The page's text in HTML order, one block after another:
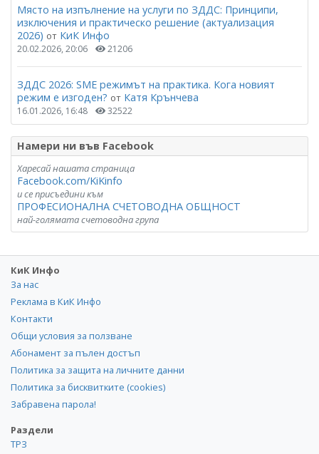
Място на изпълнение на услуги по ЗДДС: Принципи,
изключения и практическо решение (актуализация
2026) от КиК Инфо
20.02.2026, 20:06 21206
ЗДДС 2026: SME режимът на практика. Кога новият
режим е изгоден? от Катя Крънчева
16.01.2026, 16:48 32522
Намери ни във Facebook
Харесай нашата страница
Facebook.com/KiKinfo
и се присъедини към
ПРОФЕСИОНАЛНА СЧЕТОВОДНА ОБЩНОСТ
най-голямата счетоводна група
КиК Инфо
За нас
Реклама в КиК Инфо
Контакти
Общи условия за ползване
Абонамент за пълен достъп
Политика за защита на личните данни
Политика за бисквитките (cookies)
Забравена парола!
Раздели
ТРЗ